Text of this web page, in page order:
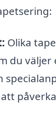
Olika
du väljer